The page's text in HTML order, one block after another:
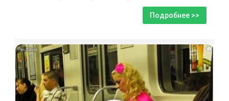
Подробнее >>
i